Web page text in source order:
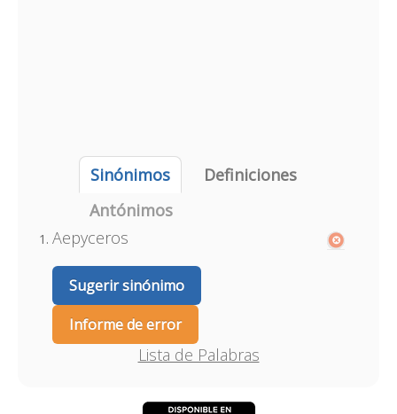
Sinónimos
Definiciones
Antónimos
Aepyceros
Sugerir sinónimo
Informe de error
Lista de Palabras